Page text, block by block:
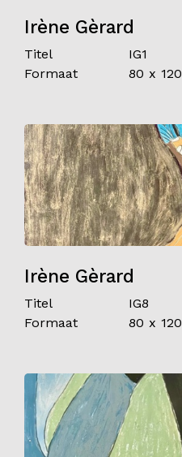
Partners
Contact
Irène Gèrard
Titel
IG1
Formaat
80 x 120
Irène Gèrard
Titel
IG8
Formaat
80 x 120